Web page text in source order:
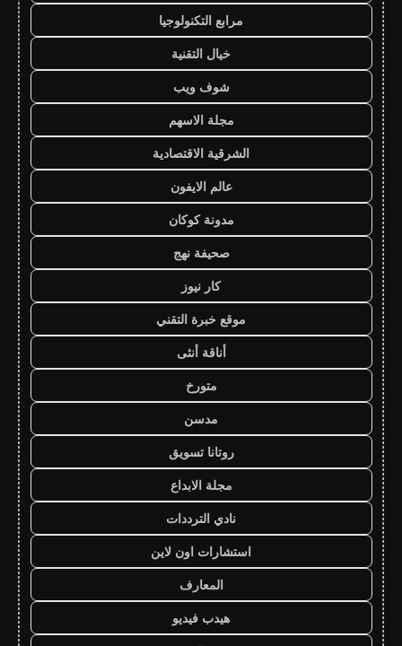
مرابع التكنولوجيا
خيال التقنية
شوف ويب
مجلة الاسهم
الشرقية الاقتصادية
عالم الايفون
مدونة كوكان
صحيفة نهج
كار نيوز
موقع خبرة التقني
أناقة أنثى
متورخ
مدسن
روتانا تسويق
مجلة الابداع
نادي الترددات
استشارات اون لاين
المعارف
هيدب فيديو